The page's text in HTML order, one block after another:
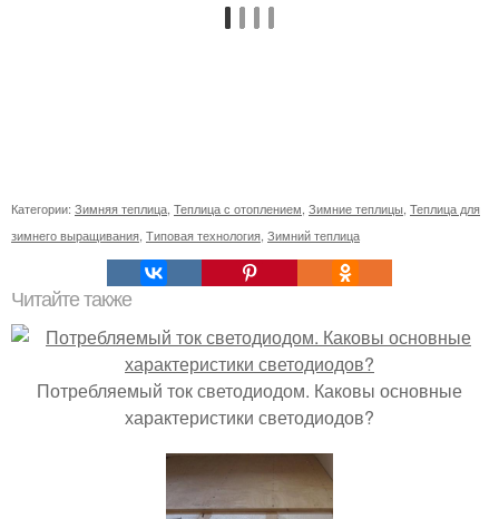
Категории: Зимняя теплица Теплица с отоплением Зимние теплицы Теплица для
зимнего выращивания Типовая технология Зимний теплица
Читайте также
Потребляемый ток светодиодом. Каковы основные
характеристики светодиодов?